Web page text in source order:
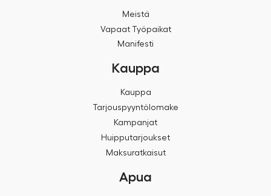
Meistä
Vapaat Työpaikat
Manifesti
Kauppa
Kauppa
Tarjouspyyntölomake
Kampanjat
Huipputarjoukset
Maksuratkaisut
Apua